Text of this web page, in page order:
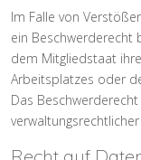
Im Falle von
ein Beschwerderecht
dem Mitgliedstaat
Arbeitsplatzes oder
Das